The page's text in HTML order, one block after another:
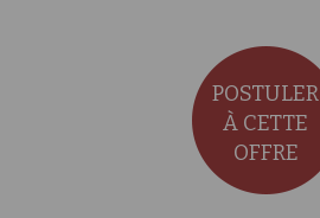
POSTULER
À CETTE
OFFRE